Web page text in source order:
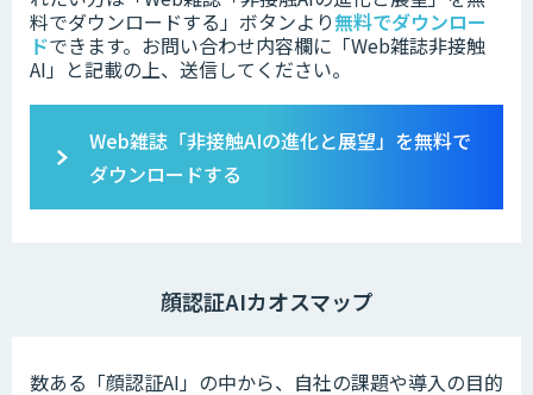
料でダウンロードする」ボタンより無料でダウンロー
ドできます。お問い合わせ内容欄に「Web雑誌非接触
AI」と記載の上、送信してください。
Web雑誌「非接触AIの進化と展望」を無料で
ダウンロードする
顔認証AIカオスマップ
数ある「顔認証AI」の中から、自社の課題や導入の目的